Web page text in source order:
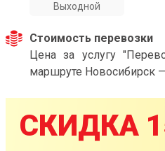
Выходной
Стоимость перевозки
Цена за услугу
маршруте Новосибирск
СКИДКА